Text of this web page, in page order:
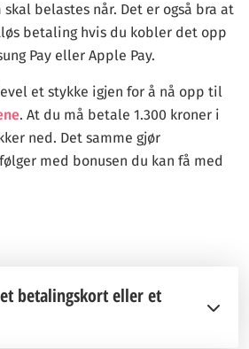
belastes når. Det er også bra at
betaling hvis du kobler det opp
Pay eller Apple Pay.
et stykke igjen for å nå opp til
. At du må betale 1.300 kroner i
ned. Det samme gjør
med bonusen du kan få med
betalingskort eller et